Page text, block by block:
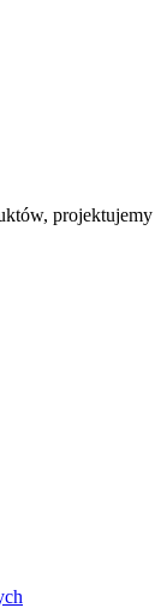
projektujemy